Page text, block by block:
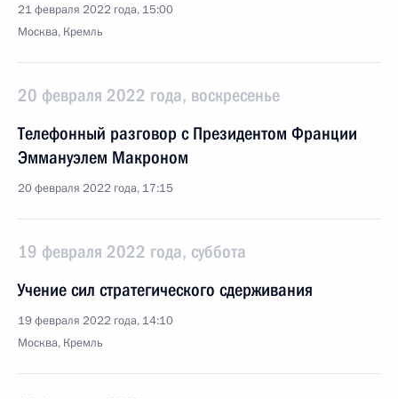
21 февраля 2022 года, 15:00
Москва, Кремль
20 февраля 2022 года, воскресенье
Телефонный разговор с Президентом Франции
Эммануэлем Макроном
20 февраля 2022 года, 17:15
19 февраля 2022 года, суббота
Учение сил стратегического сдерживания
19 февраля 2022 года, 14:10
Москва, Кремль